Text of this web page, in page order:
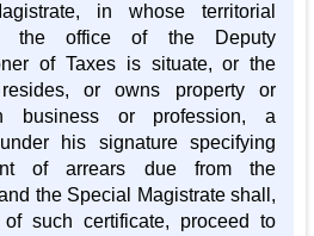
in whose territorial
the office of the Deputy
of Taxes is situate, or the
or owns property or
business or profession, a
his signature specifying
of arrears due from the
the Special Magistrate shall,
such certificate, proceed to